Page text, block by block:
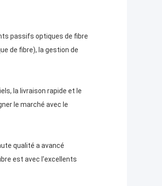
passifs optiques de fibre
de fibre), la gestion de
la livraison rapide et le
le marché avec le
qualité a avancé
est avec l'excellents